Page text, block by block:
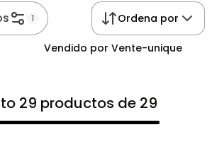
1 Ordena por
Vendido por Vente-unique
29 productos de 29